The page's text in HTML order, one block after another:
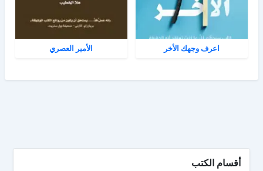
اعرف وجهك الأخر الأمير العصري
أقسام الكتب